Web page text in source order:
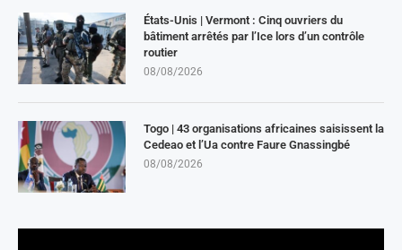
États-Unis | Vermont : Cinq ouvriers du
bâtiment arrêtés par l’Ice lors d’un contrôle
routier
08/08/2026
Togo | 43 organisations africaines saisissent la
Cedeao et l’Ua contre Faure Gnassingbé
08/08/2026